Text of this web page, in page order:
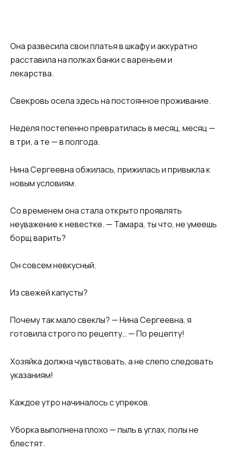
Она развесила свои платья в шкафу и аккуратно
расставила на полках банки с вареньем и
лекарства.
Свекровь осела здесь на постоянное проживание.
Неделя постепенно превратилась в месяц, месяц —
в три, а те — в полгода.
Нина Сергеевна обжилась, прижилась и привыкла к
новым условиям.
Со временем она стала открыто проявлять
неуважение к невестке. — Тамара, ты что, не умеешь
борщ варить?
Он совсем невкусный.
Из свежей капусты?
Почему так мало свеклы? — Нина Сергеевна, я
готовила строго по рецепту… — По рецепту!
Хозяйка должна чувствовать, а не слепо следовать
указаниям!
Каждое утро начиналось с упреков.
Уборка выполнена плохо — пыль в углах, полы не
блестят.